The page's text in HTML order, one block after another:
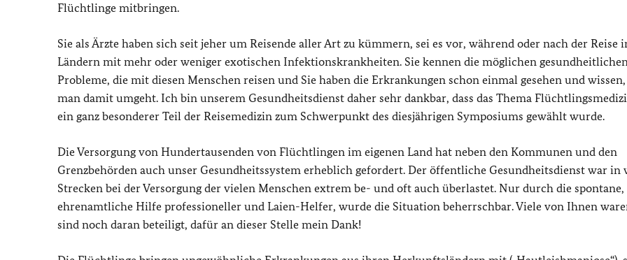
Flüchtlinge mitbringen.
Sie als Ärzte haben sich seit jeher um Reisende aller Art zu kümmern, sei es vor, während oder nach der Reise
Ländern mit mehr oder weniger exotischen Infektionskrankheiten. Sie kennen die möglichen
Probleme, die mit diesen Menschen reisen und Sie haben die Erkrankungen schon einmal gesehen und
man damit umgeht. Ich bin unserem Gesundheitsdienst daher sehr dankbar, dass das Thema
ein ganz besonderer Teil der Reisemedizin zum Schwerpunkt des diesjährigen Symposiums gewählt wurde.
Die Versorgung von Hundertausenden von Flüchtlingen im eigenen Land hat neben den Kommunen und den
Grenzbehörden auch unser Gesundheitssystem erheblich gefordert. Der öffentliche Gesundheitsdienst war in
Strecken bei der Versorgung der vielen Menschen extrem be- und oft auch überlastet. Nur durch die spontane,
ehrenamtliche Hilfe professioneller und Laien-Helfer, wurde die Situation beherrschbar. Viele von Ihnen
sind noch daran beteiligt, dafür an dieser Stelle mein Dank!